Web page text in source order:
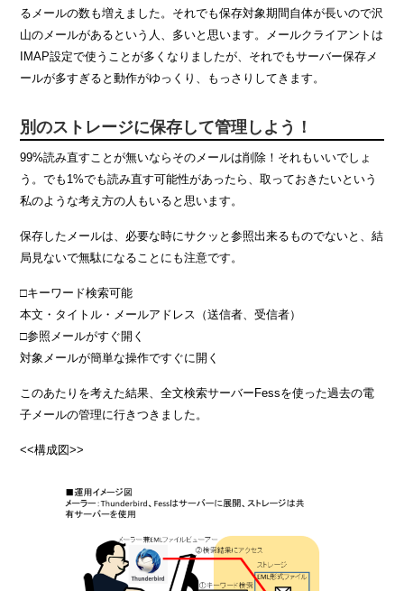
るメールの数も増えました。それでも保存対象期間自体が長いので沢
山のメールがあるという人、多いと思います。メールクライアントは
IMAP設定で使うことが多くなりましたが、それでもサーバー保存メ
ールが多すぎると動作がゆっくり、もっさりしてきます。
別のストレージに保存して管理しよう！
99%読み直すことが無いならそのメールは削除！それもいいでしょ
う。でも1%でも読み直す可能性があったら、取っておきたいという
私のような考え方の人もいると思います。
保存したメールは、必要な時にサクッと参照出来るものでないと、結
局見ないで無駄になることにも注意です。
□キーワード検索可能
本文・タイトル・メールアドレス（送信者、受信者）
□参照メールがすぐ開く
対象メールが簡単な操作ですぐに開く
このあたりを考えた結果、全文検索サーバーFessを使った過去の電
子メールの管理に行きつきました。
<<構成図>>